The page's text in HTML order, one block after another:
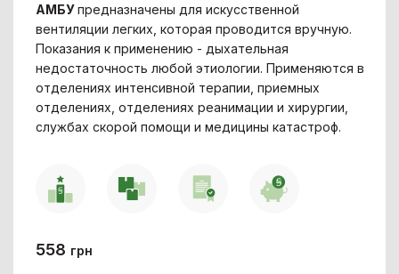
АМБУпредназначены для искусственной
вентиляции легких, которая проводится вручную.
Показания к применению - дыхательная
недостаточность любой этиологии. Применяются в
отделениях интенсивной терапии, приемных
отделениях, отделениях реанимации и хирургии,
службах скорой помощи и медицины катастроф.
558 грн